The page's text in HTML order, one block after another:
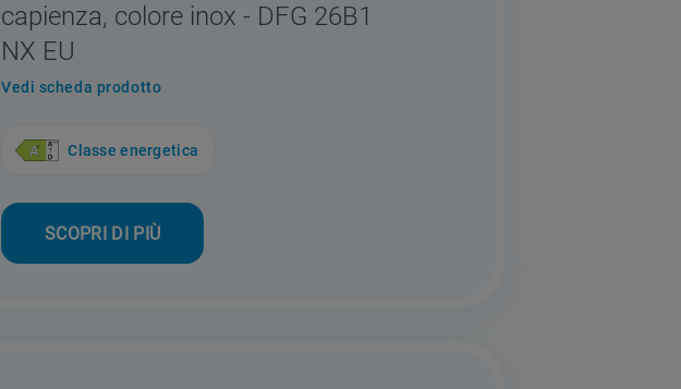
capienza, colore inox - DFG 26B1
NX EU
Vedi scheda prodotto
Classe energetica
SCOPRI DI PIÙ